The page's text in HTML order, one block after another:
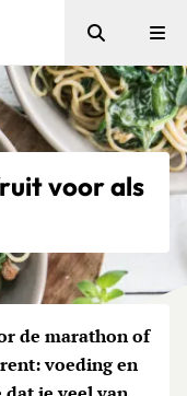
Zoeken
voor als
de marathon of
voeding en